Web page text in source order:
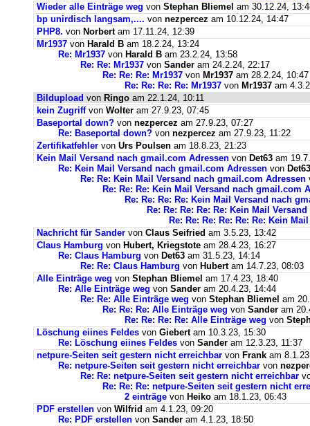
Wieder alle Einträge weg von Stephan Bliemel am 30.12.24,
bp unirdisch langsam,.... von nezpercez am 10.12.24, 14:47
PHP8. von Norbertam 17.11.24, 12:39
Mr1937 von Harald B am 18.2.24, 13:24
Re: Mr1937 von Harald B am 23.2.24, 13:58
Re: Re: Mr1937 von Sander am 24.2.24, 22:17
Re: Re: Re: Mr1937 von Mr1937 am 28.2.24, 10:47
Re: Re: Re: Re: Mr1937 von Mr1937 am
Bildupload von Ringo am 22.1.24, 10:11
kein Zugriffvon Wolter am 27.9.23, 07:45
Baseportal down? von nezpercez am 27.9.23, 07:27
Re: Baseportal down? von nezpercez am 27.9.23, 11:22
Zertifikatfehler von Urs Poulsen am 18.8.23, 21:23
Kein Mail Versand nach gmail.com Adressen von Det63 am
Re: Kein Mail Versand nach gmail.com Adressen von Det63
Re: Re: Kein Mail Versand nach gmail.com Adressen
Re: Re: Re: Kein Mail Versand nach gmail.com
Re: Re: Re: Re: Kein Mail Versand nach
Re: Re: Re: Re: Re: Kein Mail
Re: Re: Re: Re: Re: Re: Kein
Nachricht für Sander von Claus Seifried am 3.5.23, 13:42
Claus Hamburg von Hubert, Kriegstote am 28.4.23, 16:27
Re: Claus Hamburg von Det63 am 31.5.23, 14:14
Re: Re: Claus Hamburg von Hubertam 14.7.23, 08:03
Alle Einträge weg von Stephan Bliemel am 17.4.23, 18:40
Re: Alle Einträge weg von Sander am 20.4.23, 14:44
Re: Re: Alle Einträge weg von Stephan Bliemel am
Re: Re: Re: Alle Einträge weg von Sander am
Re: Re: Re: Re: Alle Einträge weg von
Löschung eiines Feldes von Giebertam 10.3.23, 15:30
Re: Löschung eiines Feldes von Sander am 12.3.23, 11:37
netpure-Seiten seit gestern nicht erreichbar von Frank am
Re: netpure-Seiten seit gestern nicht erreichbar von
Re: Re: netpure-Seiten seit gestern nicht erreichbar
Re: Re: Re: netpure-Seiten seit gestern nicht
2 einträge von Heiko am 18.1.23, 06:43
PDF erstellen von Wilfrid am 4.1.23, 09:20
Re: PDF erstellen von Sander am 4.1.23, 18:50